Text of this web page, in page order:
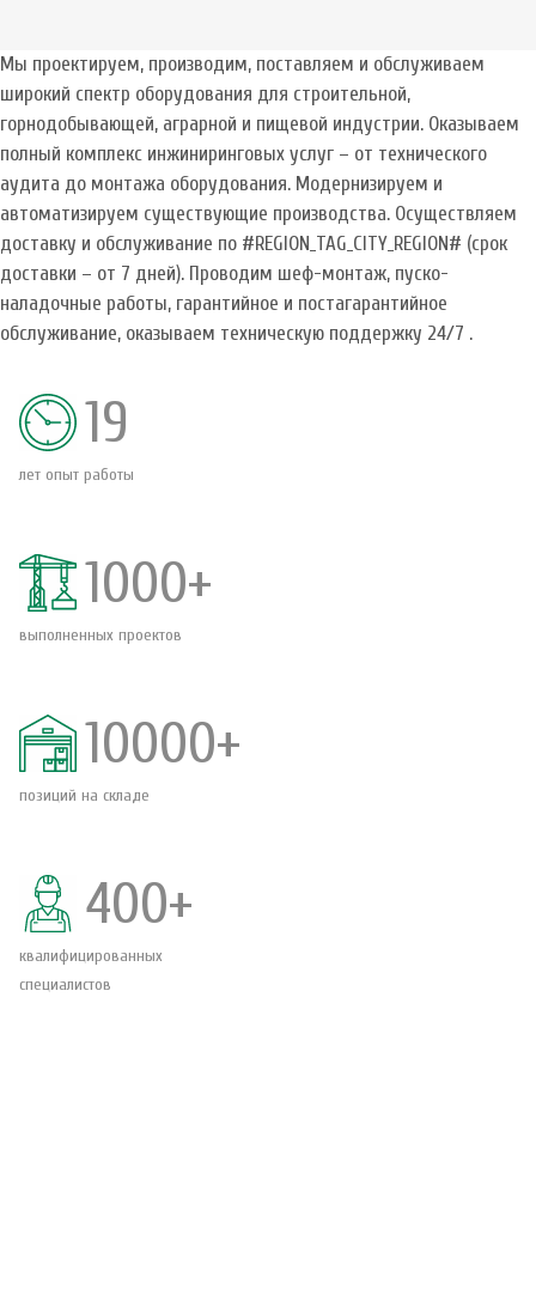
Мы проектируем, производим, поставляем и обслуживаем
широкий спектр оборудования для строительной,
горнодобывающей, аграрной и пищевой индустрии. Оказываем
полный комплекс инжиниринговых услуг – от технического
аудита до монтажа оборудования. Модернизируем и
автоматизируем существующие производства. Осуществляем
доставку и обслуживание по #REGION_TAG_CITY_REGION# (срок
доставки – от 7 дней). Проводим шеф-монтаж, пуско-
наладочные работы, гарантийное и постагарантийное
обслуживание, оказываем техническую поддержку 24/7 .
19
лет опыт работы
1000+
выполненных проектов
10000+
позиций на складе
400+
квалифицированных
специалистов